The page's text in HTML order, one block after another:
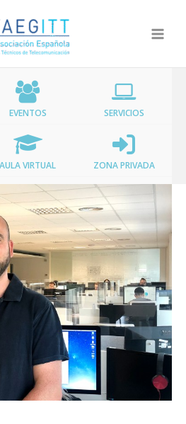
EVENTOS SERVICIOS
AULA VIRTUAL ZONA PRIVADA